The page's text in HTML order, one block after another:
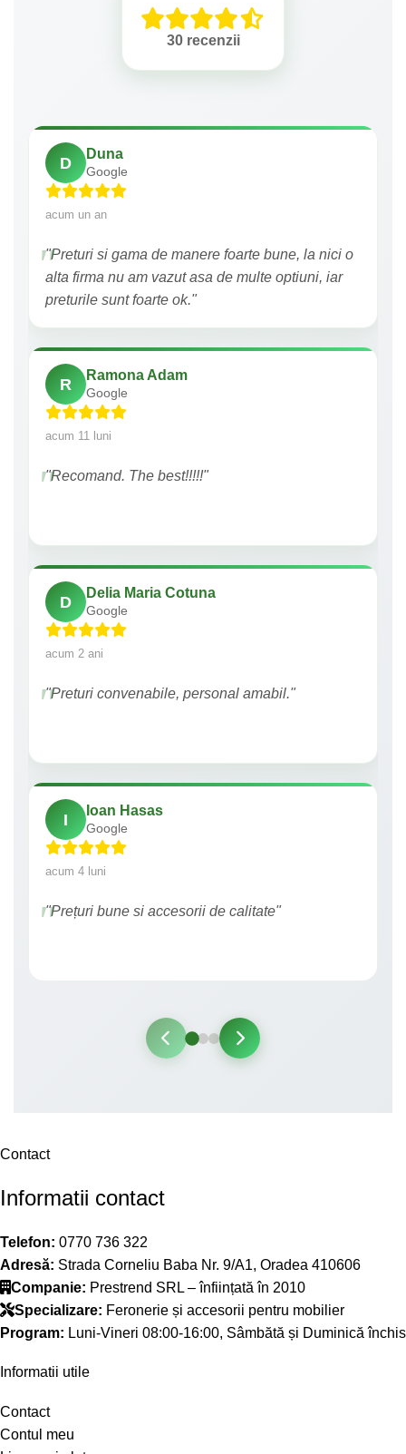
30 recenzii
D
Duna
Google
acum un an
"Preturi si gama de manere foarte bune, la nici o
alta firma nu am vazut asa de multe optiuni, iar
preturile sunt foarte ok."
R
Ramona Adam
Google
acum 11 luni
"Recomand. The best!!!!!"
D
Delia Maria Cotuna
Google
acum 2 ani
"Preturi convenabile, personal amabil."
I
Ioan Hasas
Google
acum 4 luni
"Prețuri bune si accesorii de calitate"
Contact
Informatii contact
Telefon: 0770 736 322
Adresă: Strada Corneliu Baba Nr. 9/A1, Oradea 410606
Companie: Prestrend SRL – înființată în 2010
Specializare: Feronerie și accesorii pentru mobilier
Program: Luni-Vineri 08:00-16:00, Sâmbătă și Duminică închis
Informatii utile
Contact
Contul meu